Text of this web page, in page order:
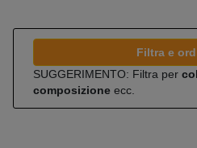
Filtra e
SUGGERIMENTO: Filtra per
composizione ecc.